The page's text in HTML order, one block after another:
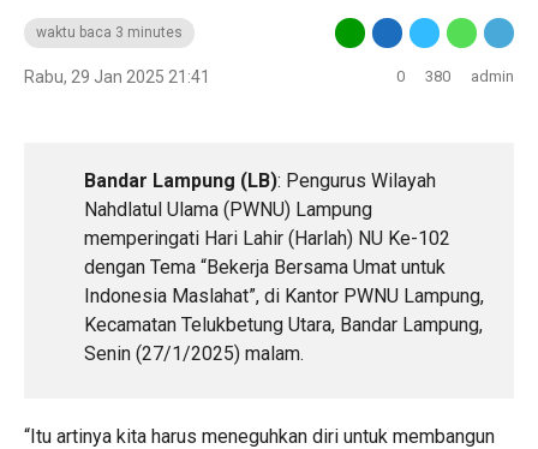
waktu baca 3 minutes
Rabu, 29 Jan 2025 21:41 0 380 admin
Bandar Lampung (LB): Pengurus Wilayah
Nahdlatul Ulama (PWNU) Lampung
memperingati Hari Lahir (Harlah) NU Ke-102
dengan Tema “Bekerja Bersama Umat untuk
Indonesia Maslahat”, di Kantor PWNU Lampung,
Kecamatan Telukbetung Utara, Bandar Lampung,
Senin (27/1/2025) malam.
“Itu artinya kita harus meneguhkan diri untuk membangun